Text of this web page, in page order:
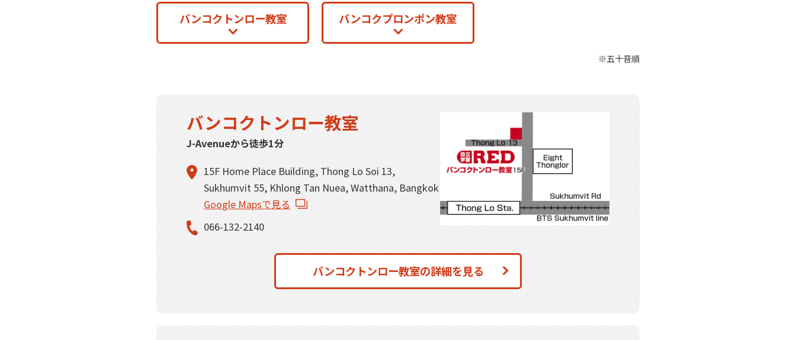
バンコクトンロー教室 バンコクプロンポン教室
※五十音順
バンコクトンロー教室
J-Avenueから徒歩1分
15F Home Place Building, Thong Lo Soi 13,
Sukhumvit 55, Khlong Tan Nuea, Watthana, Bangkok
Google Mapsで見る
066-132-2140
バンコクトンロー教室の詳細を見る